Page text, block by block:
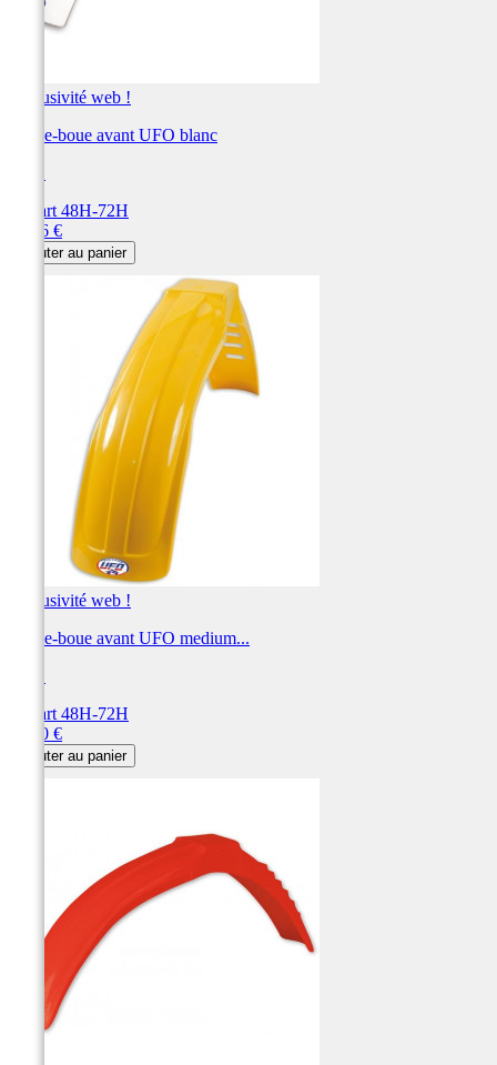
Exclusivité web !
Garde-boue avant UFO blanc
Départ 48H-72H
68,86 €
Ajouter au panier
Exclusivité web !
Garde-boue avant UFO medium...
Départ 48H-72H
65,90 €
Ajouter au panier